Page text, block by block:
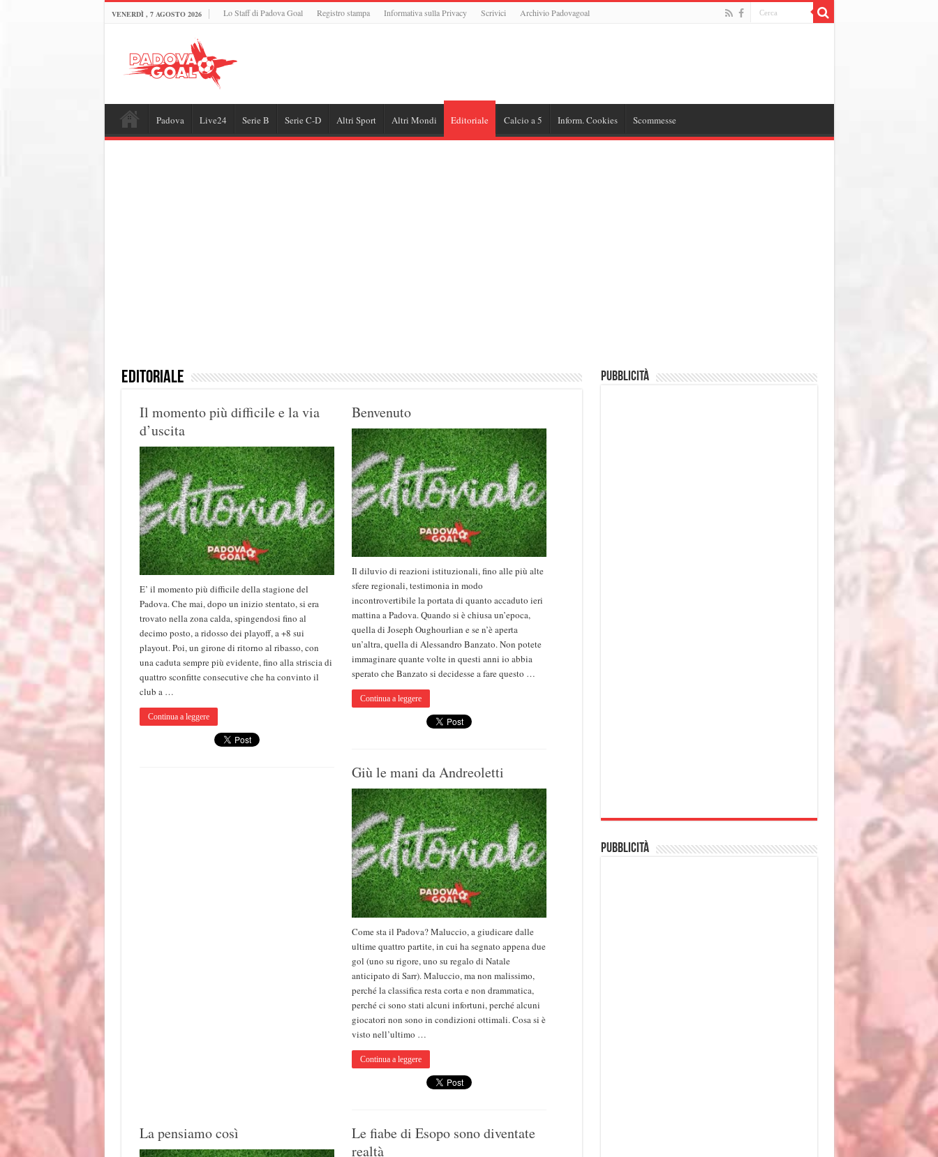
VENERDÌ , 7 AGOSTO 2026 Lo Staff di Padova Goal Registro stampa Informativa sulla Privacy Scrivici Archivio Padovagoal
Padova Live24 Serie B Serie C-D Altri Sport Altri Mondi Editoriale Calcio a 5 Inform. Cookies Scommesse
Editoriale
Il momento più difficile e la via
d’uscita
E’ il momento più difficile della stagione del
Padova. Che mai, dopo un inizio stentato, si era
trovato nella zona calda, spingendosi fino al
decimo posto, a ridosso dei playoff, a +8 sui
playout. Poi, un girone di ritorno al ribasso, con
una caduta sempre più evidente, fino alla striscia di
quattro sconfitte consecutive che ha convinto il
club a …
Continua a leggere
Benvenuto
Il diluvio di reazioni istituzionali, fino alle più alte
sfere regionali, testimonia in modo
incontrovertibile la portata di quanto accaduto ieri
mattina a Padova. Quando si è chiusa un’epoca,
quella di Joseph Oughourlian e se n’è aperta
un’altra, quella di Alessandro Banzato. Non potete
immaginare quante volte in questi anni io abbia
sperato che Banzato si decidesse a fare questo …
Continua a leggere
Giù le mani da Andreoletti
Come sta il Padova? Maluccio, a giudicare dalle
ultime quattro partite, in cui ha segnato appena due
gol (uno su rigore, uno su regalo di Natale
anticipato di Sarr). Maluccio, ma non malissimo,
perché la classifica resta corta e non drammatica,
perché ci sono stati alcuni infortuni, perché alcuni
giocatori non sono in condizioni ottimali. Cosa si è
visto nell’ultimo …
Continua a leggere
La pensiamo così
Le fiabe di Esopo sono diventate
realtà
Pubblicità
Pubblicità